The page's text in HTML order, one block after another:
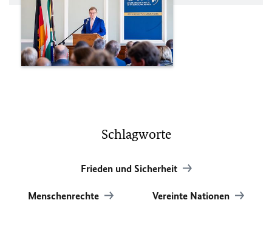
Schlagworte
Frieden und Sicherheit
Menschenrechte Vereinte Nationen